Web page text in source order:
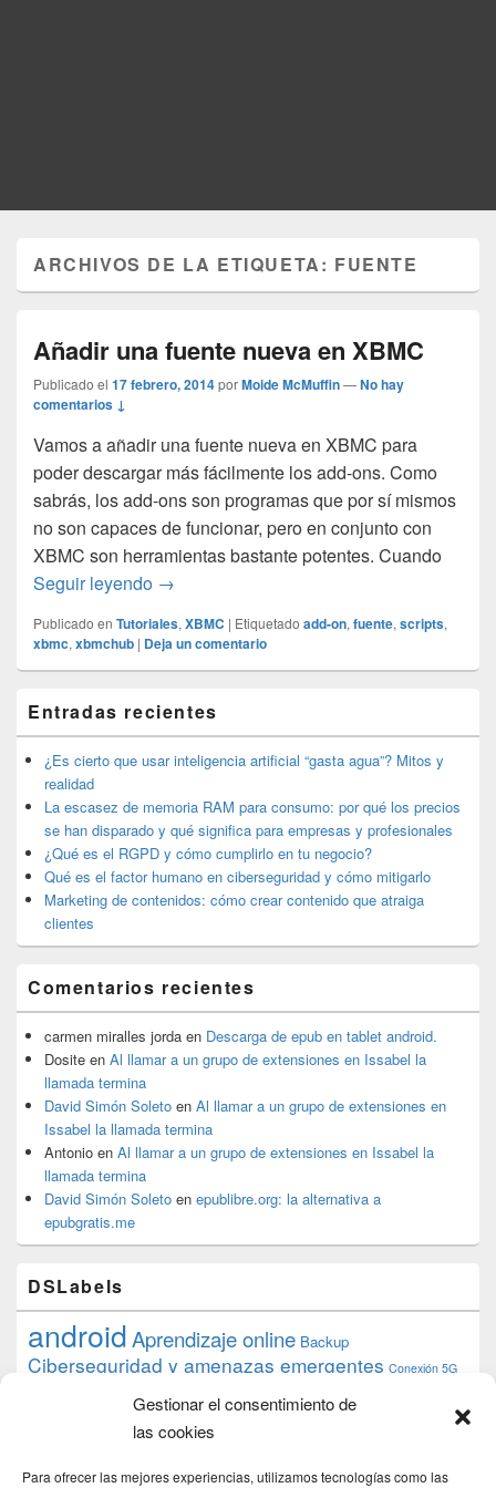
Gestionar el consentimiento de
las cookies
Para ofrecer las mejores experiencias, utilizamos tecnologías como las
ARCHIVOS DE LA ETIQUETA: FUENTE
Añadir una fuente nueva en XBMC
Publicado el 17 febrero, 2014porMoide McMuffin—No hay
comentarios ↓
Vamos a añadir una fuente nueva en XBMC para
poder descargar más fácilmente los add-ons. Como
sabrás, los add-ons son programas que por sí mismos
no son capaces de funcionar, pero en conjunto con
XBMC son herramientas bastante potentes. Cuando
Seguir leyendo Añadir una fuente nueva en XBMC
→
Publicado en Tutoriales, XBMC | Etiquetado add-on, fuente, scripts,
xbmc, xbmchub | Deja un comentario
área
de
widget
barra
lateral
primaria
Entradas recientes
¿Es cierto que usar inteligencia artificial “gasta agua”? Mitos y
realidad
La escasez de memoria RAM para consumo: por qué los precios
se han disparado y qué significa para empresas y profesionales
¿Qué es el RGPD y cómo cumplirlo en tu negocio?
Qué es el factor humano en ciberseguridad y cómo mitigarlo
Marketing de contenidos: cómo crear contenido que atraiga
clientes
Comentarios recientes
carmen miralles jorda en Descarga de epub en tablet android.
Dosite en Al llamar a un grupo de extensiones en Issabel la
llamada termina
David Simón Soleto en Al llamar a un grupo de extensiones en
Issabel la llamada termina
Antonio en Al llamar a un grupo de extensiones en Issabel la
llamada termina
David Simón Soleto en epublibre.org: la alternativa a
epubgratis.me
DSLabels
androidAprendizaje online Backup
Ciberseguridad y amenazas emergentes Conexión 5G
datos debian desarrollo web
Formación Google
iphone
Raspberryraspberrypi